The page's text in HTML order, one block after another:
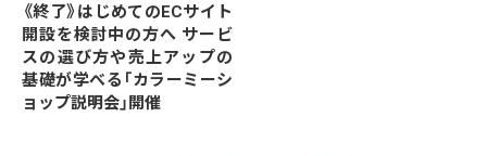
《終了》はじめてのECサイト
開設を検討中の方へ サービ
スの選び方や売上アップの
基礎が学べる「カラーミーシ
ョップ説明会」開催